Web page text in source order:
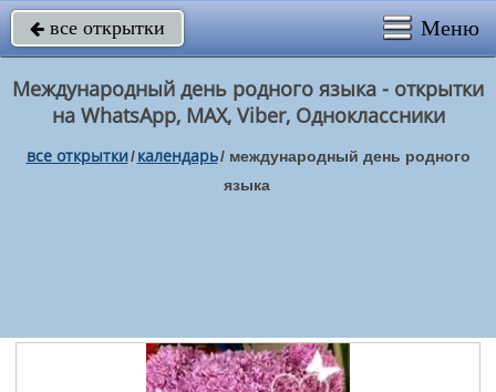
 все открытки Меню
Международный день родного языка - открытки
на WhatsApp, MAX, Viber, Одноклассники
все открытки/ календарь/ международный день родного
языка